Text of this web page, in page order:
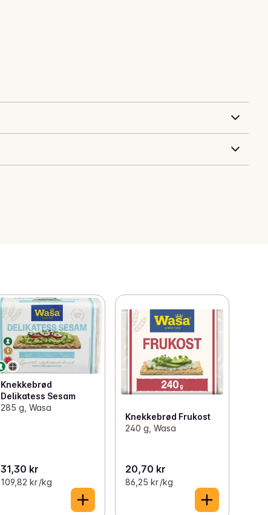
Knekkebrød
Delikatess Sesam
285 g, Wasa
31,30 kr
109,82 kr /kg
Knekkebrød Frukost
240 g, Wasa
20,70 kr
86,25 kr /kg